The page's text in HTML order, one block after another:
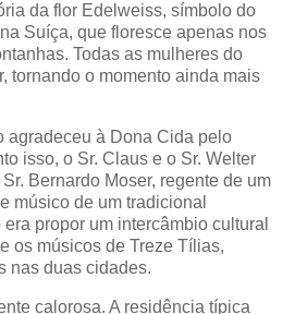
da flor Edelweiss, símbolo do
Suíça, que floresce apenas nos
Todas as mulheres do
tornando o momento ainda mais
agradeceu à Dona Cida pelo
isso, o Sr. Claus e o Sr. Welter
Bernardo Moser, regente de um
músico de um tradicional
propor um intercâmbio cultural
os músicos de Treze Tílias,
nas duas cidades.
calorosa. A residência típica